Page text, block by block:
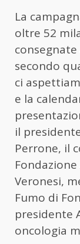
La
oltre 52
consegnate
secondo
ci
e la
il
Perrone, il
Veronesi,
Fumo di
presidente
oncologia